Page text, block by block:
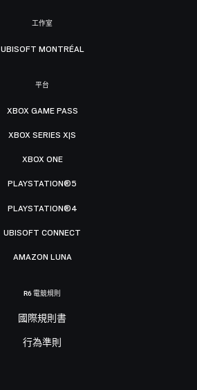
工作室
UBISOFT MONTRÉAL
平台
XBOX GAME PASS
XBOX SERIES X|S
XBOX ONE
PLAYSTATION®5
PLAYSTATION®4
UBISOFT CONNECT
AMAZON LUNA
R6 電競規則
國際規則書
行為準則